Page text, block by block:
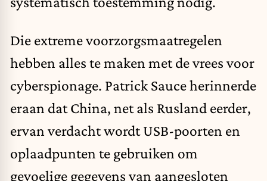
Die extreme voorzorgsmaatregelen
hebben alles te maken met de vrees voor
cyberspionage. Patrick Sauce herinnerde
eraan dat China, net als Rusland eerder,
ervan verdacht wordt USB-poorten en
oplaadpunten te gebruiken om
gevoelige gegevens van aangesloten